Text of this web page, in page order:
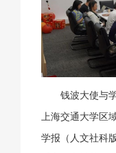
钱波大使与
上海交通大学区
学报（人文社科